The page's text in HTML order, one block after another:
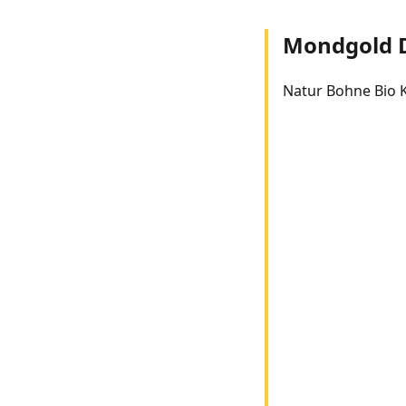
Mondgold
Natur Bohne Bio